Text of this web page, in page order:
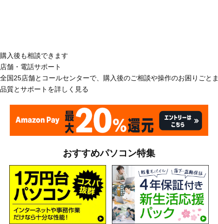
購入後も相談できます
店舗・電話サポート
全国25店舗とコールセンターで、購入後のご相談や操作のお困りごと
品質とサポートを詳しく見る
おすすめパソコン特集